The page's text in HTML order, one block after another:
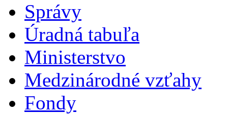
Správy
Úradná tabuľa
Ministerstvo
Medzinárodné vzťahy
Fondy